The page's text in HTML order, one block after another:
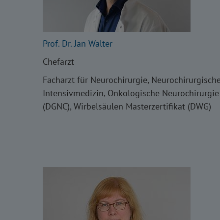
Prof. Dr. Jan Walter
Chefarzt
Facharzt für Neurochirurgie,
Intensivmedizin, Onkologische Neurochirurgie
(DGNC), Wirbelsäulen Masterzertifikat (DWG)